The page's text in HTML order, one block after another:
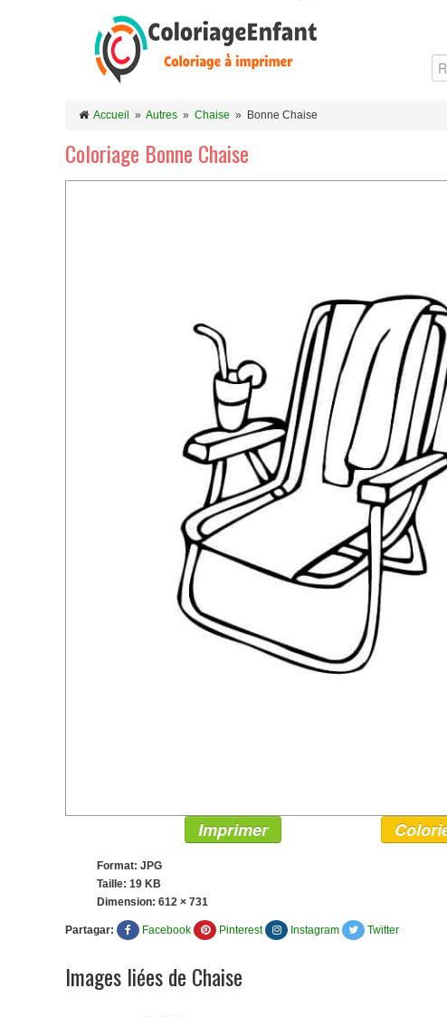
Accueil » Autres » Chaise » Bonne Chaise
Coloriage Bonne Chaise
Imprimer
Format: JPG
Taille: 19 KB
Dimension: 612 × 731
Partagar: Facebook Pinterest Instagram Twitter
Images liées de Chaise